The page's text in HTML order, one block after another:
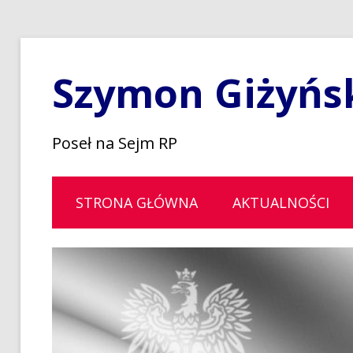
Szymon
Poseł na Sejm RP
STRONA GŁÓWNA AKTUALNOŚCI